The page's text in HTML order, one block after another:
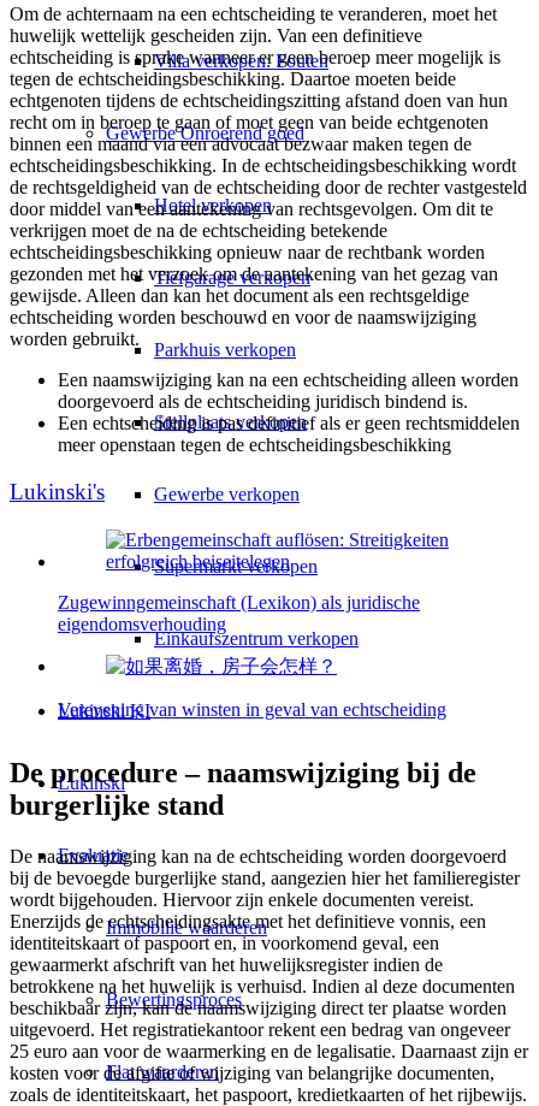
Villa verkopen: Fouten
GewerbeOnroerend goed
Hotel verkopen
Tiefgarage verkopen
Parkhuis verkopen
Stellplaats verkopen
Gewerbe verkopen
Supermarkt verkopen
Einkaufszentrum verkopen
Lukinski KI
Lukinski
Evaluatie
Immobilie waarderen
Bewertingsproces
Flat waarderen
Om de achternaam na een echtscheiding te veranderen, moet het
huwelijk wettelijk gescheiden zijn. Van een definitieve
echtscheiding is sprake wanneer er geen beroep meer mogelijk is
tegen de echtscheidingsbeschikking. Daartoe moeten beide
echtgenoten tijdens de echtscheidingszitting afstand doen van hun
recht om in beroep te gaan of moet geen van beide echtgenoten
binnen een maand via een advocaat bezwaar maken tegen de
echtscheidingsbeschikking. In de echtscheidingsbeschikking wordt
de rechtsgeldigheid van de echtscheiding door de rechter vastgesteld
door middel van een aantekening van rechtsgevolgen. Om dit te
verkrijgen moet de na de echtscheiding betekende
echtscheidingsbeschikking opnieuw naar de rechtbank worden
gezonden met het verzoek om de aantekening van het gezag van
gewijsde. Alleen dan kan het document als een rechtsgeldige
echtscheiding worden beschouwd en voor de naamswijziging
worden gebruikt.
Een naamswijziging kan na een echtscheiding alleen worden
doorgevoerd als de echtscheiding juridisch bindend is.
Een echtscheiding is pas definitief als er geen rechtsmiddelen
meer openstaan tegen de echtscheidingsbeschikking
Lukinski's
Zugewinngemeinschaft (Lexikon) als juridische
eigendomsverhouding
Verevening van winsten in geval van echtscheiding
De procedure – naamswijziging bij de
burgerlijke stand
De naamswijziging kan na de echtscheiding worden doorgevoerd
bij de bevoegde burgerlijke stand, aangezien hier het familieregister
wordt bijgehouden. Hiervoor zijn enkele documenten vereist.
Enerzijds de echtscheidingsakte met het definitieve vonnis, een
identiteitskaart of paspoort en, in voorkomend geval, een
gewaarmerkt afschrift van het huwelijksregister indien de
betrokkene na het huwelijk is verhuisd. Indien al deze documenten
beschikbaar zijn, kan de naamswijziging direct ter plaatse worden
uitgevoerd. Het registratiekantoor rekent een bedrag van ongeveer
25 euro aan voor de waarmerking en de legalisatie. Daarnaast zijn er
kosten voor de afgifte of wijziging van belangrijke documenten,
zoals de identiteitskaart, het paspoort, kredietkaarten of het rijbewijs.